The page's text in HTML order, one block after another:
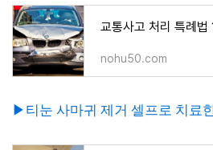
nohu50.com
▶티눈 사마귀 제거 셀프로 치료